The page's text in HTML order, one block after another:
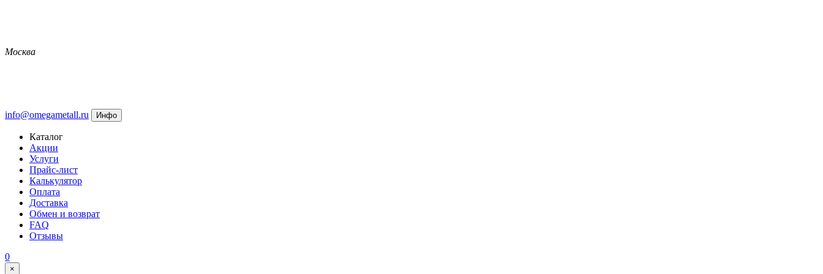
Москва
info@omegametall.ru Инфо
Каталог
Акции
Услуги
Прайс-лист
Калькулятор
Оплата
Доставка
Обмен и возврат
FAQ
Отзывы
0
×